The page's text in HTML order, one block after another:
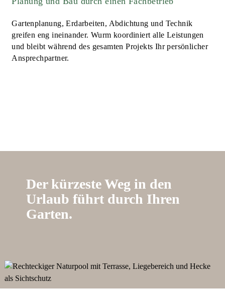
Gartenplanung, Erdarbeiten, Abdichtung und Technik
greifen eng ineinander. Wurm koordiniert alle Leistungen
und bleibt während des gesamten Projekts Ihr persönlicher
Ansprechpartner.
Der kürzeste Weg in den
Urlaub führt durch Ihren
Garten.